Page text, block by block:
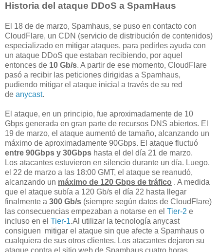
Historia del ataque DDoS a SpamHaus
El 18 de de marzo, Spamhaus, se puso en contacto con
CloudFlare, un CDN (servicio de distribución de contenidos)
especializado en mitigar ataques, para pedirles ayuda con
un ataque DDoS que estaban recibiendo, por aquel
entonces de 10 Gb/s. A partir de ese momento, CloudFlare
pasó a recibir las peticiones dirigidas a Spamhaus,
pudiendo mitigar el ataque inicial a través de su red
de anycast.
El ataque, en un principio, fue aproximadamente de 10
Gbps generada en gran parte de recursos DNS abiertos. El
19 de marzo, el ataque aumentó de tamaño, alcanzando un
máximo de aproximadamente 90Gbps. El ataque fluctuó
entre 90Gbps y 30Gbps hasta el del día 21 de marzo.
Los atacantes estuvieron en silencio durante un día. Luego,
el 22 de marzo a las 18:00 GMT, el ataque se reanudó,
alcanzando un máximo de 120 Gbps de tráfico . A medida
que el ataque subía a 120 Gb/s el día 22 hasta llegar
finalmente a 300 Gb/s (siempre según datos de CloudFlare)
las consecuencias empezaban a notarse en el Tier-2 e
incluso en el Tier-1.Al utilizar la tecnología anycast
consiguen mitigar el ataque sin que afecte a Spamhaus o
cualquiera de sus otros clientes. Los atacantes dejaron su